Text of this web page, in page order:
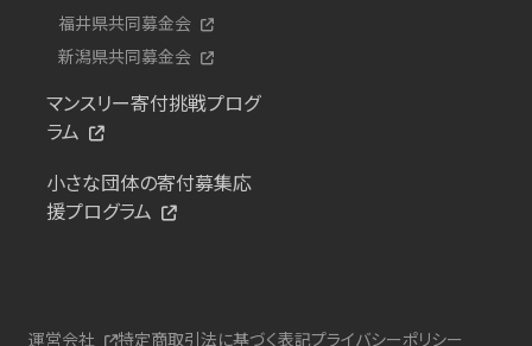
福井県共同募金会
新潟県共同募金会
マンスリー寄付挑戦プログ
ラム
小さな団体の寄付募集応
援プログラム
運営会社 特定商取引法に基づく表記プライバシーポリシー